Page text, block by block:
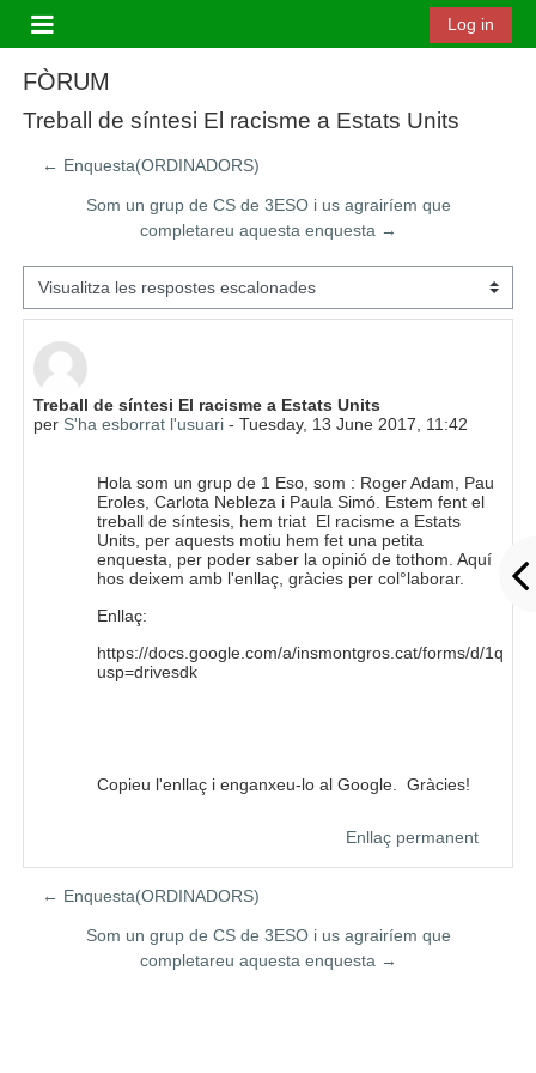
Panell lateral
Log in
FÒRUM
Treball de síntesi El racisme a Estats Units
← Enquesta(ORDINADORS)
Som un grup de CS de 3ESO i us agrairíem que
completareu aquesta enquesta →
Mode de visualització
Treball de síntesi El racisme a Estats Units
per S'ha esborrat l'usuari -Tuesday, 13 June 2017, 11:42
Nombre de respostes: 0
Hola som un grup de 1 Eso, som : Roger Adam, Pau
Eroles, Carlota Nebleza i Paula Simó. Estem fent el
treball de síntesis, hem triat El racisme a Estats
Units, per aquests motiu hem fet una petita
enquesta, per poder saber la opinió de tothom. Aquí
hos deixem amb l'enllaç, gràcies per col°laborar.
Enllaç:
https://docs.google.com/a/insmontgros.cat/forms/d/
usp=drivesdk
Copieu l'enllaç i enganxeu-lo al Google. Gràcies!
Enllaç permanent
← Enquesta(ORDINADORS)
Som un grup de CS de 3ESO i us agrairíem que
completareu aquesta enquesta →